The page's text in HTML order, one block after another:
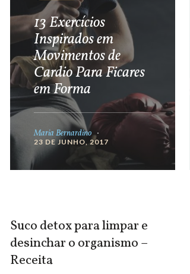
13 Exercícios
Inspirados em
Movimentos de
Cardio Para Ficares
em Forma
Maria Bernardino
23 DE JUNHO, 2017
Suco detox para limpar e
desinchar o organismo –
Receita